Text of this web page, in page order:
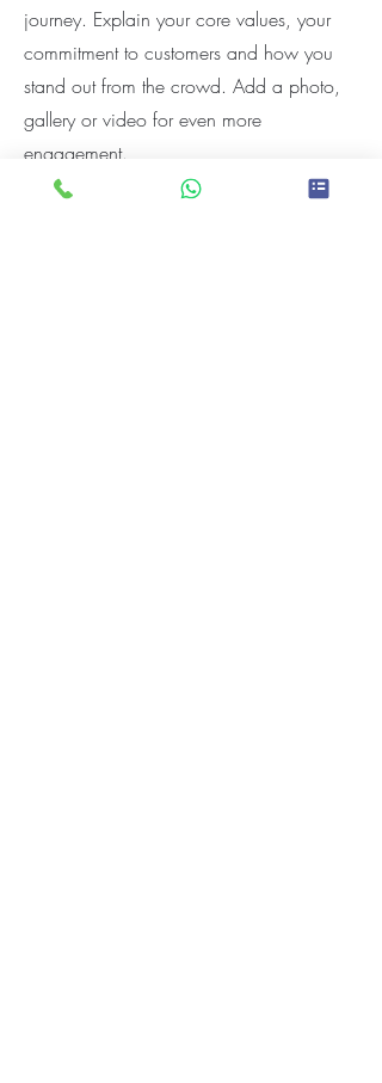
journey. Explain your core values, your
commitment to customers and how you
stand out from the crowd. Add a photo,
gallery or video for even more
engagement.